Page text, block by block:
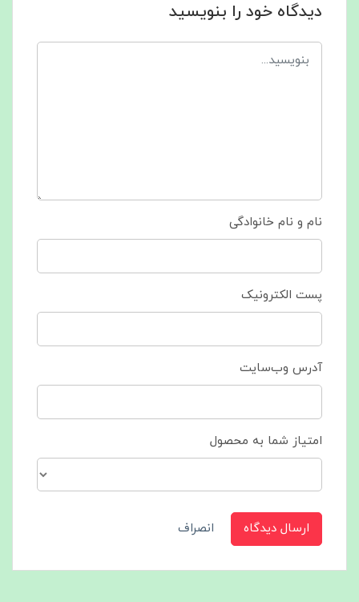
دیدگاه خود را بنویسید
نام و نام خانوادگی
پست الکترونیک
آدرس وب‌سایت
امتیاز شما به محصول
ارسال دیدگاه انصراف